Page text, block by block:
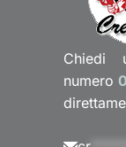
Chiedi
numero